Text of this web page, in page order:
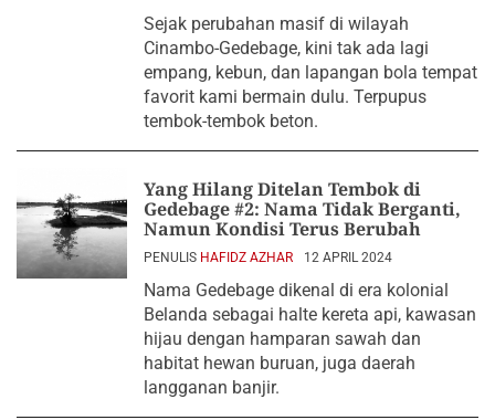
Sejak perubahan masif di wilayah
Cinambo-Gedebage, kini tak ada lagi
empang, kebun, dan lapangan bola tempat
favorit kami bermain dulu. Terpupus
tembok-tembok beton.
Yang Hilang Ditelan Tembok di
Gedebage #2: Nama Tidak Berganti,
Namun Kondisi Terus Berubah
PENULIS HAFIDZ AZHAR 12 APRIL 2024
Nama Gedebage dikenal di era kolonial
Belanda sebagai halte kereta api, kawasan
hijau dengan hamparan sawah dan
habitat hewan buruan, juga daerah
langganan banjir.